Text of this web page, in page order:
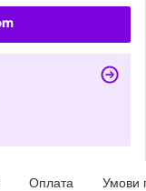
Оплата Умови